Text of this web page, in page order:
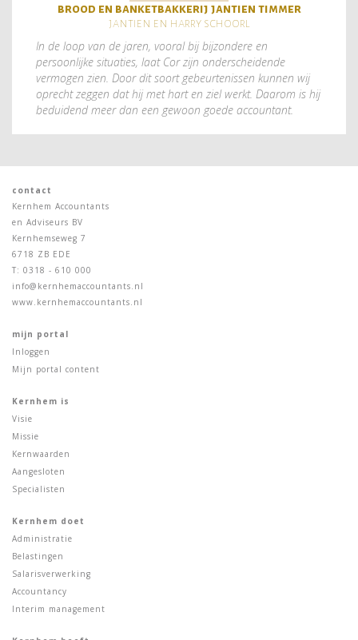
brood en banketbakkerij jantien timmer
jantien en harry schoorl
In de loop van de jaren, vooral bij bijzondere en
persoonlijke situaties, laat Cor zijn onderscheidende
vermogen zien. Door dit soort gebeurtenissen kunnen wij
oprecht zeggen dat hij met hart en ziel werkt. Daarom is hij
beduidend meer dan een gewoon goede accountant.
contact
Kernhem Accountants
en Adviseurs BV
Kernhemseweg 7
6718 ZB EDE
T: 0318 - 610 000
info@kernhemaccountants.nl
www.kernhemaccountants.nl
mijn portal
Inloggen
Mijn portal content
Kernhem is
Visie
Missie
Kernwaarden
Aangesloten
Specialisten
Kernhem doet
Administratie
Belastingen
Salarisverwerking
Accountancy
Interim management